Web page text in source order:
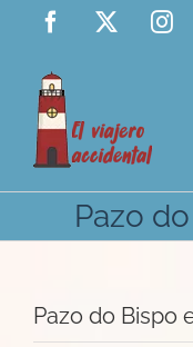
Saltar
contenido
Facebook
Pazo
Pazo do Bispo